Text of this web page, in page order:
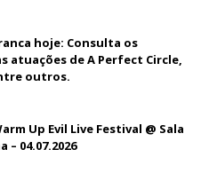
hoje: Consulta os
atuações de A Perfect Circle,
outros.
Up Evil Live Festival @ Sala
– 04.07.2026